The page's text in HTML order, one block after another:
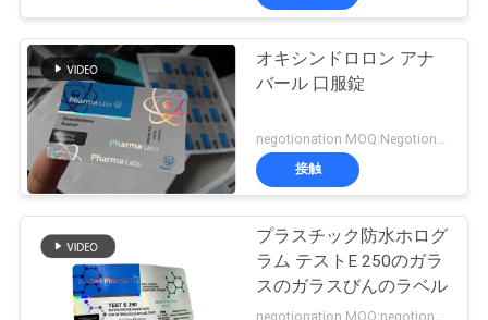
オキシンドロロン アナ
バール 口服錠
接触
プラスチック防水ホログ
ラム テストE 250のガラ
スのガラスびんのラベル